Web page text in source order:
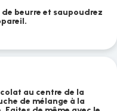
beurre et saupoudrez
au centre de la
de mélange à la